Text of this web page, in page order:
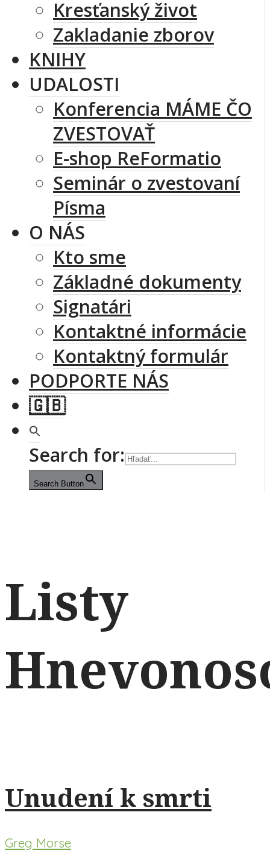
Kresťanský život
Zakladanie zborov
KNIHY
UDALOSTI
Konferencia MÁME ČO
ZVESTOVAŤ
E-shop ReFormatio
Seminár o zvestovaní
Písma
O NÁS
Kto sme
Základné dokumenty
Signatári
Kontaktné informácie
Kontaktný formulár
PODPORTE NÁS
🇬🇧
Search for:
Search Button
Listy
Unudení k smrti
Greg Morse